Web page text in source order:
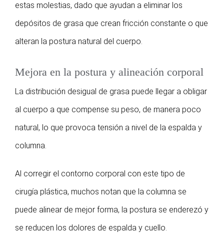
estas molestias, dado que ayudan a eliminar los
depósitos de grasa que crean fricción constante o que
alteran la postura natural del cuerpo.
Mejora en la postura y alineación corporal
La distribución desigual de grasa puede llegar a obligar
al cuerpo a que compense su peso, de manera poco
natural, lo que provoca tensión a nivel de la espalda y
columna.
Al corregir el contorno corporal con este tipo de
cirugía plástica, muchos notan que la columna se
puede alinear de mejor forma, la postura se enderezó y
se reducen los dolores de espalda y cuello.